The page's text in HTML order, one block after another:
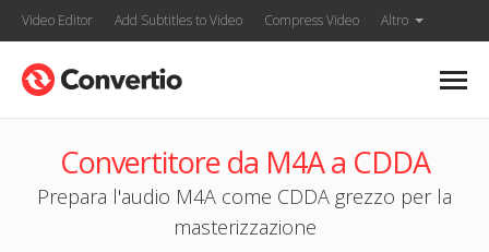
Video Editor Add Subtitles to Video Compress Video Altro
Convertitore da M4A a CDDA
Prepara l'audio M4A come CDDA grezzo per la
masterizzazione